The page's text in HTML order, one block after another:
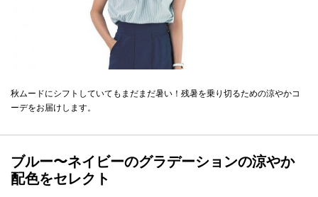
秋ムードにシフトしていてもまだまだ暑い！残暑を乗り切るための涼やかコ
ーデをお届けします。
ブルー〜ネイビーのグラデーションの涼やか
配色をセレクト